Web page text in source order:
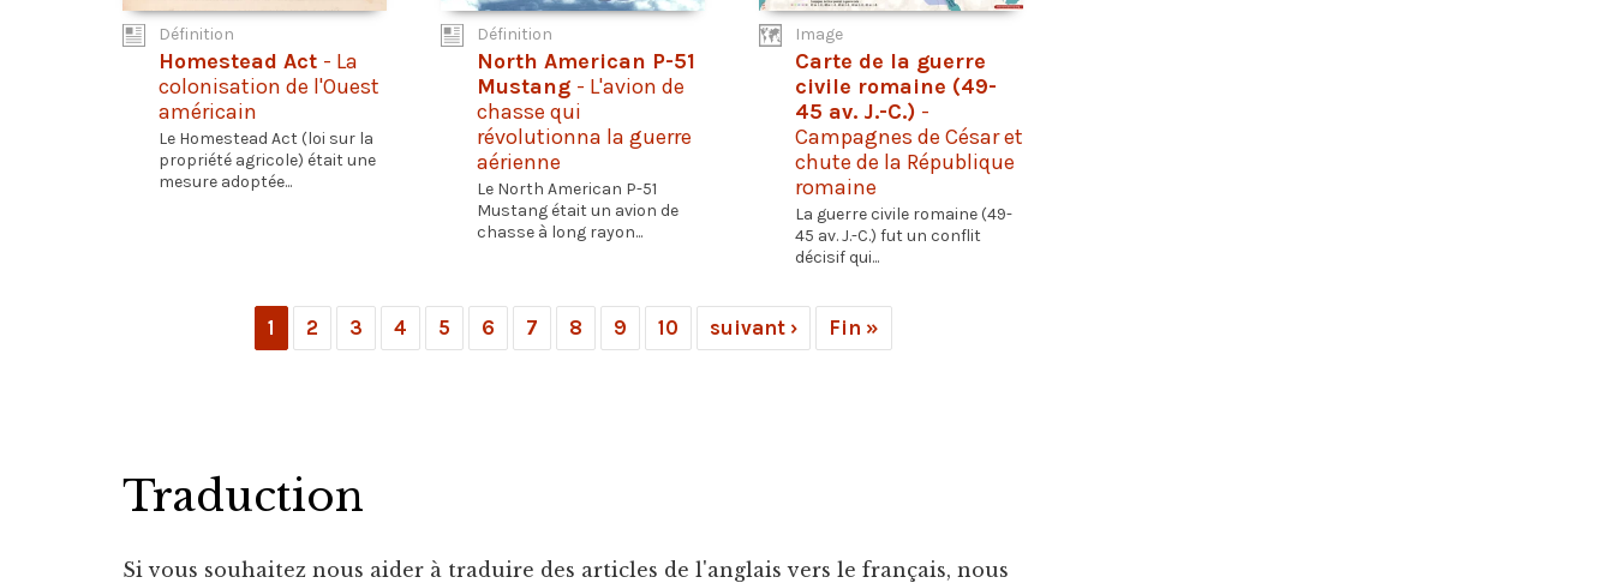
Définition
Homestead Act - La
colonisation de l'Ouest
américain
Le Homestead Act (loi sur la
propriété agricole) était une
mesure adoptée...
Définition
North American P-51
Mustang - L'avion de
chasse qui
révolutionna la guerre
aérienne
Le North American P-51
Mustang était un avion de
chasse à long rayon...
Image
Carte de la guerre
civile romaine (49-
45 av. J.-C.) -
Campagnes de César et
chute de la République
romaine
La guerre civile romaine (49-
45 av. J.-C.) fut un conflit
décisif qui...
1 2 3 4 5 6 7 8 9 10 suivant › Fin »
Traduction
Si vous souhaitez nous aider à traduire des articles de l'anglais vers le français, nous